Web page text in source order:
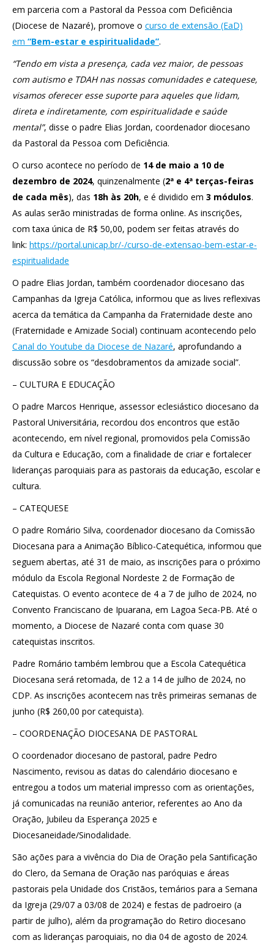
em parceria com a Pastoral da Pessoa com Deficiência
(Diocese de Nazaré), promove o curso de extensão (EaD)
em “Bem-estar e espiritualidade”.
“Tendo em vista a presença, cada vez maior, de pessoas
com autismo e TDAH nas nossas comunidades e catequese,
visamos oferecer esse suporte para aqueles que lidam,
direta e indiretamente, com espiritualidade e saúde
mental”, disse o padre Elias Jordan, coordenador diocesano
da Pastoral da Pessoa com Deficiência.
O curso acontece no período de 14 de maio a 10 de
dezembro de 2024, quinzenalmente (2ª e 4ª terças-feiras
de cada mês), das 18h às 20h, e é dividido em 3 módulos.
As aulas serão ministradas de forma online. As inscrições,
com taxa única de R$ 50,00, podem ser feitas através do
link: https://portal.unicap.br/-/curso-de-extensao-bem-estar-e-
espiritualidade
O padre Elias Jordan, também coordenador diocesano das
Campanhas da Igreja Católica, informou que as lives reflexivas
acerca da temática da Campanha da Fraternidade deste ano
(Fraternidade e Amizade Social) continuam acontecendo pelo
Canal do Youtube da Diocese de Nazaré, aprofundando a
discussão sobre os “desdobramentos da amizade social”.
– CULTURA E EDUCAÇÃO
O padre Marcos Henrique, assessor eclesiástico diocesano da
Pastoral Universitária, recordou dos encontros que estão
acontecendo, em nível regional, promovidos pela Comissão
da Cultura e Educação, com a finalidade de criar e fortalecer
lideranças paroquiais para as pastorais da educação, escolar e
cultura.
– CATEQUESE
O padre Romário Silva, coordenador diocesano da Comissão
Diocesana para a Animação Bíblico-Catequética, informou que
seguem abertas, até 31 de maio, as inscrições para o próximo
módulo da Escola Regional Nordeste 2 de Formação de
Catequistas. O evento acontece de 4 a 7 de julho de 2024, no
Convento Franciscano de Ipuarana, em Lagoa Seca-PB. Até o
momento, a Diocese de Nazaré conta com quase 30
catequistas inscritos.
Padre Romário também lembrou que a Escola Catequética
Diocesana será retomada, de 12 a 14 de julho de 2024, no
CDP. As inscrições acontecem nas três primeiras semanas de
junho (R$ 260,00 por catequista).
– COORDENAÇÃO DIOCESANA DE PASTORAL
O coordenador diocesano de pastoral, padre Pedro
Nascimento, revisou as datas do calendário diocesano e
entregou a todos um material impresso com as orientações,
já comunicadas na reunião anterior, referentes ao Ano da
Oração, Jubileu da Esperança 2025 e
Diocesaneidade/Sinodalidade.
São ações para a vivência do Dia de Oração pela Santificação
do Clero, da Semana de Oração nas paróquias e áreas
pastorais pela Unidade dos Cristãos, temários para a Semana
da Igreja (29/07 a 03/08 de 2024) e festas de padroeiro (a
partir de julho), além da programação do Retiro diocesano
com as lideranças paroquiais, no dia 04 de agosto de 2024.